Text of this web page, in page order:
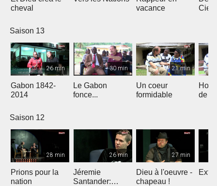
cheval
vacance
Ciel
Saison 13
26 min
Gabon 1842-
2014
30 min
Le Gabon
fonce...
21 min
Un coeur
formidable
de
Saison 12
28 min
Prions pour la
nation
26 min
Jéremie
Santander:
27 min
Dieu à l'oeuvre -
chapeau !